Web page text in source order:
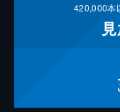
420,000本